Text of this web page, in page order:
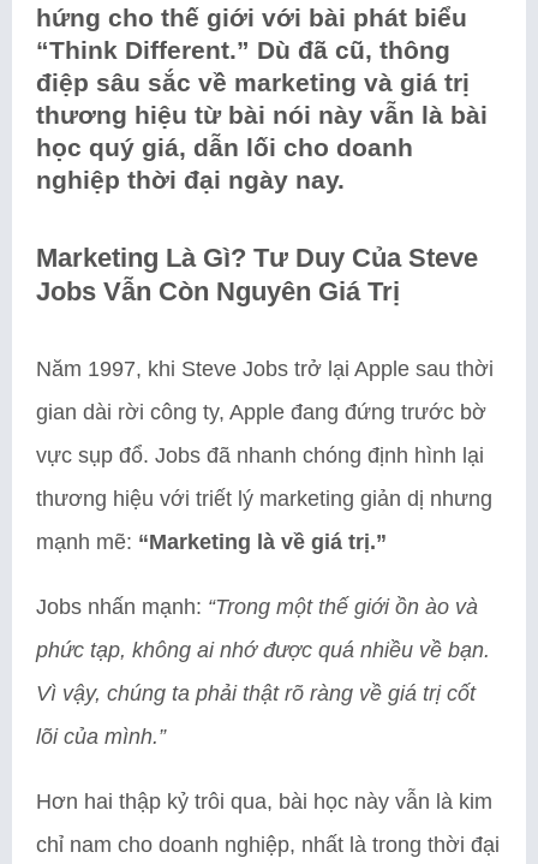
hứng cho thế giới với bài phát biểu
“Think Different.” Dù đã cũ, thông
điệp sâu sắc về marketing và giá trị
thương hiệu từ bài nói này vẫn là bài
học quý giá, dẫn lối cho doanh
nghiệp thời đại ngày nay.
Marketing Là Gì? Tư Duy Của Steve
Jobs Vẫn Còn Nguyên Giá Trị
Năm 1997, khi Steve Jobs trở lại Apple sau thời
gian dài rời công ty, Apple đang đứng trước bờ
vực sụp đổ. Jobs đã nhanh chóng định hình lại
thương hiệu với triết lý marketing giản dị nhưng
mạnh mẽ: “Marketing là về giá trị.”
Jobs nhấn mạnh: “Trong một thế giới ồn ào và
phức tạp, không ai nhớ được quá nhiều về bạn.
Vì vậy, chúng ta phải thật rõ ràng về giá trị cốt
lõi của mình.”
Hơn hai thập kỷ trôi qua, bài học này vẫn là kim
chỉ nam cho doanh nghiệp, nhất là trong thời đại